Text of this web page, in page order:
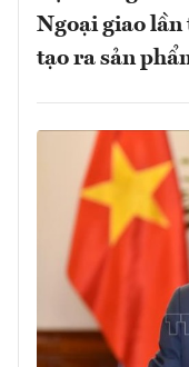
Ngoại giao
tạo ra sản